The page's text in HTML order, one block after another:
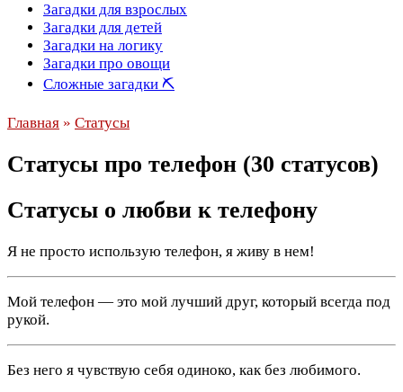
Загадки для взрослых
Загадки для детей
Загадки на логику
Загадки про овощи
Сложные загадки ⛏
Главная » Статусы
Статусы про телефон (30 статусов)
Статусы о любви к телефону
Я не просто использую телефон, я живу в нем!
Мой телефон — это мой лучший друг, который всегда под
рукой.
Без него я чувствую себя одиноко, как без любимого.